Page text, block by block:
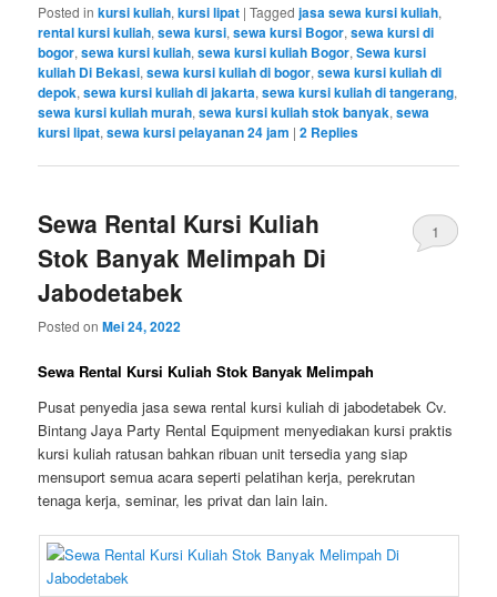
Posted in kursi kuliah,kursi lipat |Tagged jasa sewa kursi kuliah,
rental kursi kuliah,sewa kursi,sewa kursi Bogor,sewa kursi di
bogor,sewa kursi kuliah,sewa kursi kuliah Bogor,Sewa kursi
kuliah Di Bekasi,sewa kursi kuliah di bogor,sewa kursi kuliah di
depok,sewa kursi kuliah di jakarta,sewa kursi kuliah di tangerang,
sewa kursi kuliah murah,sewa kursi kuliah stok banyak,sewa
kursi lipat,sewa kursi pelayanan 24 jam |2 Replies
Sewa Rental Kursi Kuliah
Stok Banyak Melimpah Di
Jabodetabek
Posted onMei 24, 2022
1
Sewa Rental Kursi Kuliah Stok Banyak Melimpah
Pusat penyedia jasa sewa rental kursi kuliah di jabodetabek Cv.
Bintang Jaya Party Rental Equipment menyediakan kursi praktis
kursi kuliah ratusan bahkan ribuan unit tersedia yang siap
mensuport semua acara seperti pelatihan kerja, perekrutan
tenaga kerja, seminar, les privat dan lain lain.